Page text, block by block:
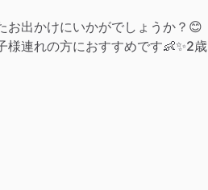
お出かけにいかがでしょうか？😊
連れの方におすすめです👶✨2歳